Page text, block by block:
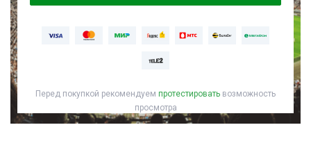
Перед покупкой рекомендуем протестировать возможность
просмотра